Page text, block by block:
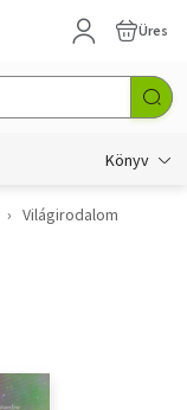
Üres
Könyv
Világirodalom